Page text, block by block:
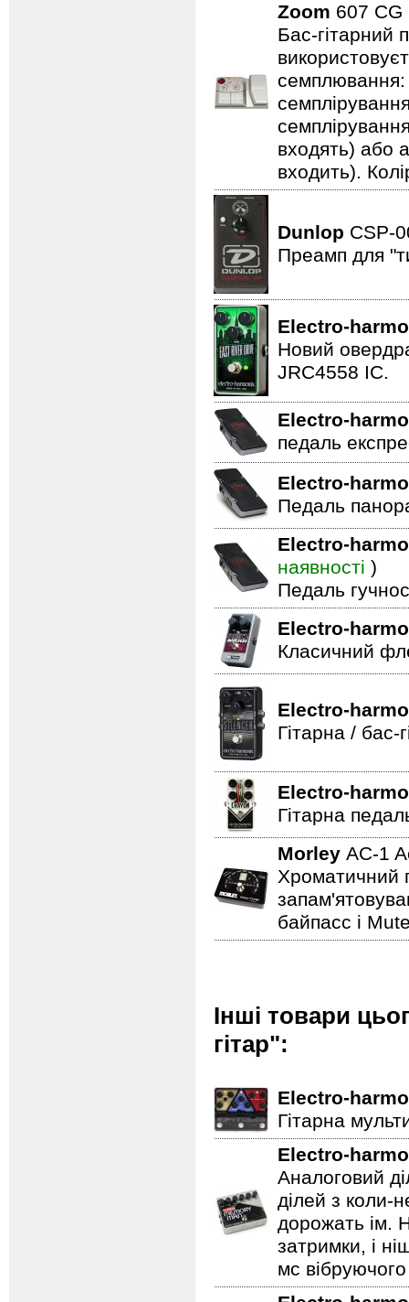
Zoom 607
Бас-гітарний
семплювання:
входять) або
входить).
Dunlop CSP-
Преамп для
Electro-
Новий
JRC4558 IC.
Electro-
педаль
Electro-
Педаль
Electro-
наявності )
Педаль
Electro-
Класичний
Electro-
Гітарна /
Electro-
Гітарна
Morley AC-1
Хроматичний
байпасс і
Інші товари
гітар":
Electro-
Гітарна
Electro-
Аналоговий
ділей з коли-
дорожать ім.
затримки, і
мс